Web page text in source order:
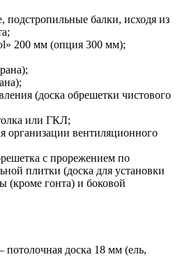
подстропильные балки, исходя из
200 мм (опция 300 мм);
(доска обрешетки чистового
или ГКЛ;
организации вентиляционного
с прорежением по
плитки (доска для установки
(кроме гонта) и боковой
доска 18 мм (ель,